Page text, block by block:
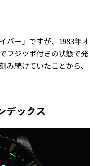
バー」ですが、1983年オ
フジツボ付きの状態で発
み続けていたことから、
デックス